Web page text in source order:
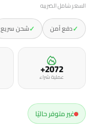
السعر شامل الضريبه
✓دفع آمن ✓شحن سريع
2072+
عملية شراء
غير متوفر حاليًا